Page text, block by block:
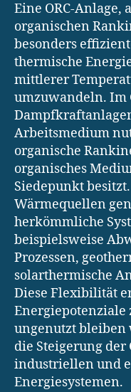
Eine ORC-Anlage,
organischen
besonders
thermische
mittlerer
umzuwandeln. Im
Arbeitsmedium
organische
organisches
Siedepunkt
Wärmequellen
herkömmliche
beispielsweise
Prozessen,
solarthermische
Diese Flexibilität
Energiepotenziale
ungenutzt bleiben
die Steigerung
industriellen und
Energiesystemen.